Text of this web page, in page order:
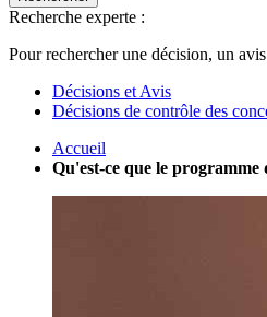
Recherche experte :
Pour rechercher une décision, un
Décisions et Avis
Décisions de contrôle des
Accueil
Qu'est-ce que le programme